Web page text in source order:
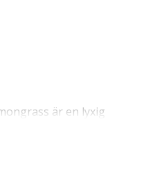
är en lyxig
som rengör huden
med avokadoolja och
återfuktar huden. Med